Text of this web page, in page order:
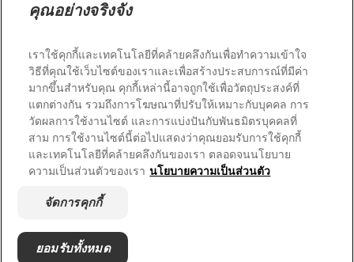
ช่วยเหลือ
ติดต่อเรา
© Hill's Pet Nutrition, Inc.
การใช้งานเว็บไซต์นี้ของคุณอยู่
ภายใต้นโยบายความเป็นส่วนตัวและข้อกำหนดและ
เงื่อนไข
ข้อกำหนดและเงื่อนไข
จัดการคุกกี้
แผนที่เว็บไซต์
คุณอย่างจริงจัง
เราใช้คุกกี้และเทคโนโลยีที่คล้ายคลึงกันเพื่อทำความเข้าใจ
วิธีที่คุณใช้เว็บไซต์ของเราและเพื่อสร้างประสบการณ์ที่มีค่า
มากขึ้นสำหรับคุณ คุกกี้เหล่านี้อาจถูกใช้เพื่อวัตถุประสงค์ที่
แตกต่างกัน รวมถึงการโฆษณาที่ปรับให้เหมาะกับบุคคล การ
วัดผลการใช้งานไซต์ และการแบ่งปันกับพันธมิตรบุคคลที่
สาม การใช้งานไซต์นี้ต่อไปแสดงว่าคุณยอมรับการใช้คุกกี้
และเทคโนโลยีที่คล้ายคลึงกันของเรา ตลอดจนนโยบาย
ความเป็นส่วนตัวของเรา นโยบายความเป็นส่วนตัว
จัดการคุกกี้
ยอมรับทั้งหมด